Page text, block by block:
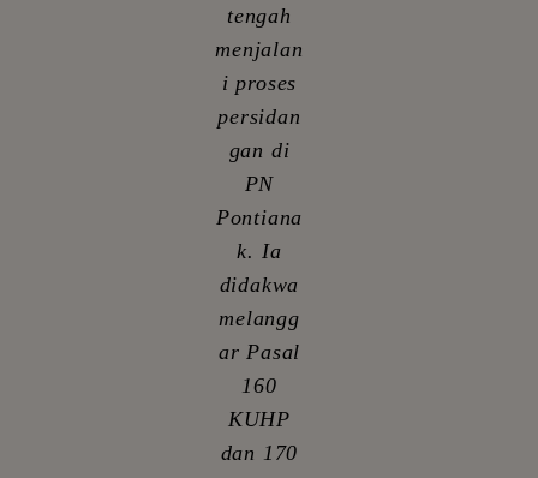
tengah
menjalan
i proses
persidan
gan di
PN
Pontiana
k. Ia
didakwa
melangg
ar Pasal
160
KUHP
dan 170